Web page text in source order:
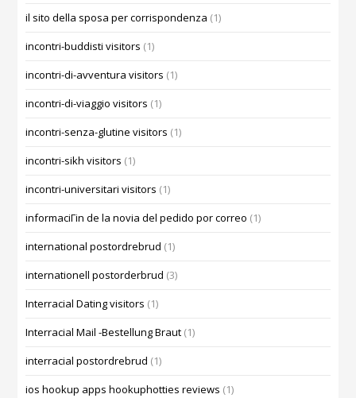
il sito della sposa per corrispondenza (1)
incontri-buddisti visitors (1)
incontri-di-avventura visitors (1)
incontri-di-viaggio visitors (1)
incontri-senza-glutine visitors (1)
incontri-sikh visitors (1)
incontri-universitari visitors (1)
informaciГіn de la novia del pedido por correo (1)
international postordrebrud (1)
internationell postorderbrud (3)
Interracial Dating visitors (1)
Interracial Mail -Bestellung Braut (1)
interracial postordrebrud (1)
ios hookup apps hookuphotties reviews (1)